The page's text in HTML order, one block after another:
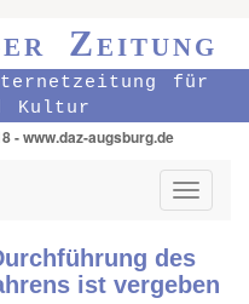
Zeitung
für
Kultur
- www.daz-augsburg.de
Toggle
des
ist vergeben